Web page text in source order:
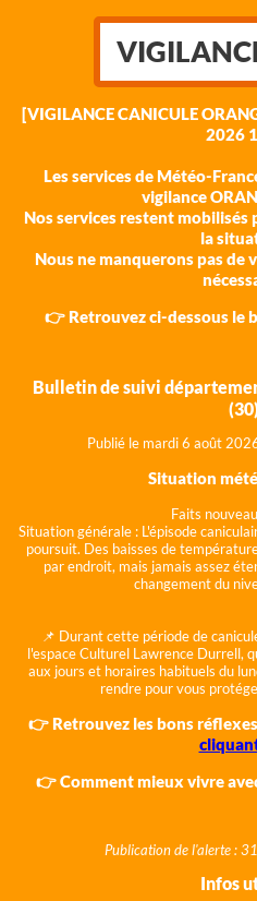
[VIGILANCE CANICULE
2026
Les services de Météo-
vigilance
Nos services restent
la
Nous ne manquerons pas de
👉 Retrouvez ci-dessous le
Bulletin de suivi
Publié le mardi 6 août 202
Situation
Faits
Situation générale : L'épisode
poursuit. Des baisses de
par endroit, mais jamais assez
changement du
📌 Durant cette période de
l'espace Culturel Lawrence Durrell,
aux jours et horaires habituels du
rendre pour vous
👉 Retrouvez les bons
👉 Comment mieux vivre
Publication de l'alerte :
Infos